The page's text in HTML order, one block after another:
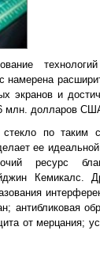
намерена
экранов и
млн. долларов
по таким
ее
ресурс
Кемикалс.
антибликовая
от мерцания;